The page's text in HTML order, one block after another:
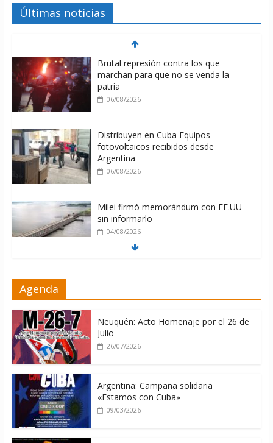
Últimas noticias
Brutal represión contra los que
marchan para que no se venda la
patria
06/08/2026
Distribuyen en Cuba Equipos
fotovoltaicos recibidos desde
Argentina
06/08/2026
Milei firmó memorándum con EE.UU
sin informarlo
04/08/2026
con Rusia y China
Agenda
Neuquén: Acto Homenaje por el 26 de
Julio
26/07/2026
Argentina: Campaña solidaria
«Estamos con Cuba»
09/03/2026